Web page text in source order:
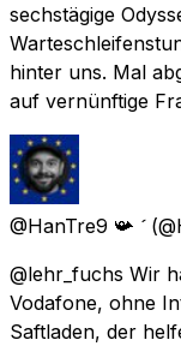
sechstägige
hinter uns. Mal
auf vernünftige
@HanTre9 📯 
@lehr_fuchs Wir
Vodafone, ohne
Saftladen, der